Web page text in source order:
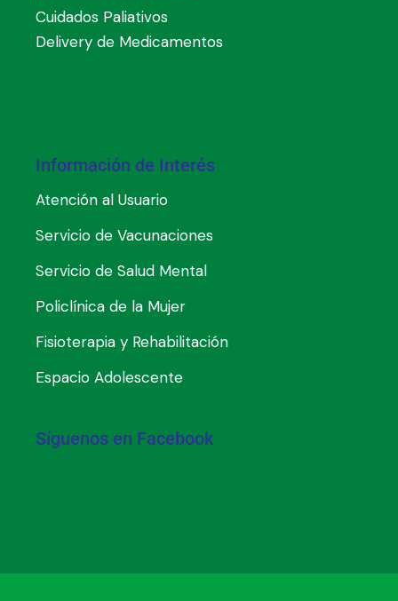
Cuidados Paliativos
Delivery de Medicamentos
Información de Interés
Atención al Usuario
Servicio de Vacunaciones
Servicio de Salud Mental
Policlínica de la Mujer
Fisioterapia y Rehabilitación
Espacio Adolescente
Síguenos en Facebook